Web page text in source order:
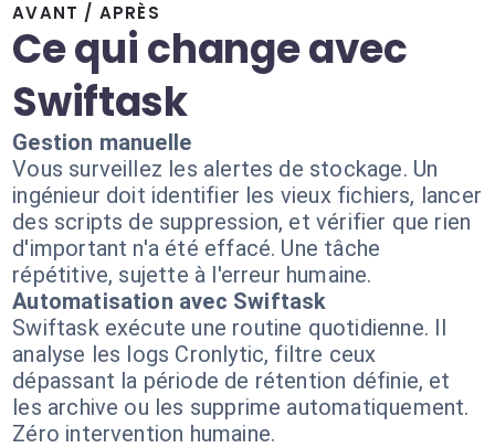
AVANT / APRÈS
Ce qui change avec
Swiftask
Gestion manuelle
Vous surveillez les alertes de stockage. Un
ingénieur doit identifier les vieux fichiers, lancer
des scripts de suppression, et vérifier que rien
d'important n'a été effacé. Une tâche
répétitive, sujette à l'erreur humaine.
Automatisation avec Swiftask
Swiftask exécute une routine quotidienne. Il
analyse les logs Cronlytic, filtre ceux
dépassant la période de rétention définie, et
les archive ou les supprime automatiquement.
Zéro intervention humaine.